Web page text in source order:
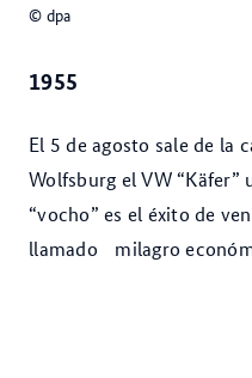
© dpa
1955
El 5 de agosto sale de la
Wolfsburg el VW “Käfer”
“vocho” es el éxito de
llamado milagro